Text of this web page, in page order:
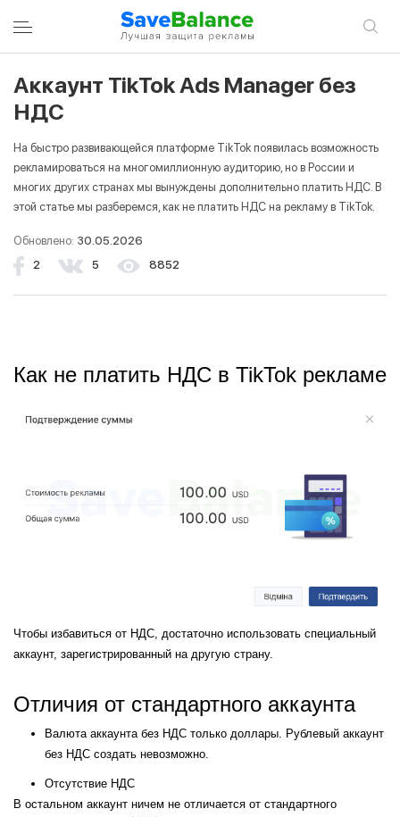
Аккаунт TikTok Ads Manager без
НДС
На быстро развивающейся платформе TikTok появилась возможность
рекламироваться на многомиллионную аудиторию, но в России и
многих других странах мы вынуждены дополнительно платить НДС. В
этой статье мы разберемся, как не платить НДС на рекламу в TikTok.
Обновлено: 30.05.2026
2
5 8852
Как не платить НДС в TikTok рекламе
Чтобы избавиться от НДС, достаточно использовать специальный
аккаунт, зарегистрированный на другую страну.
Отличия от стандартного аккаунта
Валюта аккаунта без НДС только доллары. Рублевый аккаунт
без НДС создать невозможно.
Отсутствие НДС
В остальном аккаунт ничем не отличается от стандартного
ВОЙТИ В УЧЕТНУЮ ЗАПИСЬ ЗАРЕГИСТРИРОВАТЬСЯ
Вход